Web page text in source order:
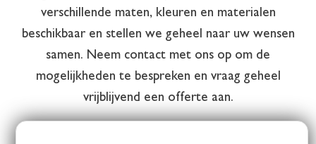
verschillende maten, kleuren en materialen
beschikbaar en stellen we geheel naar uw wensen
samen. Neem contact met ons op om de
mogelijkheden te bespreken en vraag geheel
vrijblijvend een offerte aan.